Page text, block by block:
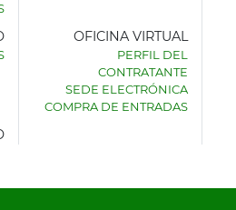
OFICINA VIRTUAL
PERFIL DEL
CONTRATANTE
SEDE ELECTRÓNICA
COMPRA DE ENTRADAS